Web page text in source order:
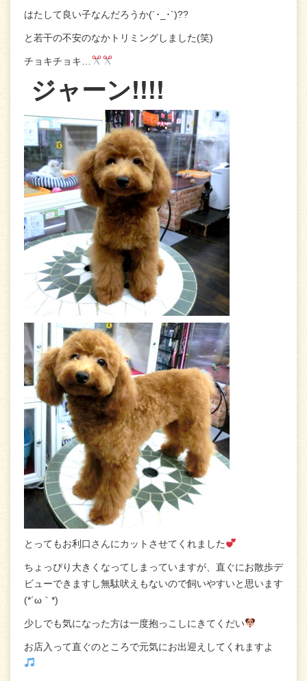
はたして良い子なんだろうか(´･_･`)??
と若干の不安のなかトリミングしました(笑)
チョキチョキ…
ジャーン!!!!
とってもお利口さんにカットさせてくれました
ちょっぴり大きくなってしまっていますが、直ぐにお散歩デ
ビューできますし無駄吠えもないので飼いやすいと思います
(*´ω｀*)
少しでも気になった方は一度抱っこしにきてくだい
お店入って直ぐのところで元気にお出迎えしてくれますよ